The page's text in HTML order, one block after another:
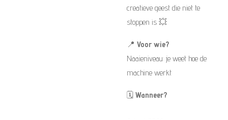
creatieve geest die niet te
stoppen is 💥
📍 Voor wie?
Naaieniveau: je weet hoe de
machine werkt
🗓️ Wanneer?